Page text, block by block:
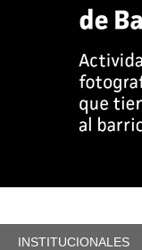
INSTITUCIONALES